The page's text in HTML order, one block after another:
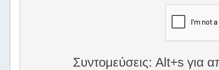
Συντομεύσεις: Alt+s για